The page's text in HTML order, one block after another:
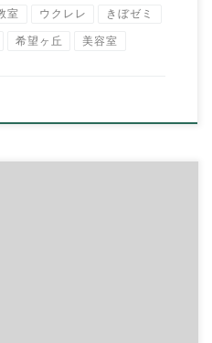
室 ウクレレ きぼゼミ
希望ヶ丘 美容室